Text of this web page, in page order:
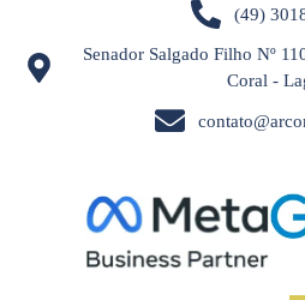
(49)
Senador Salgado Filho Nº
Coral -